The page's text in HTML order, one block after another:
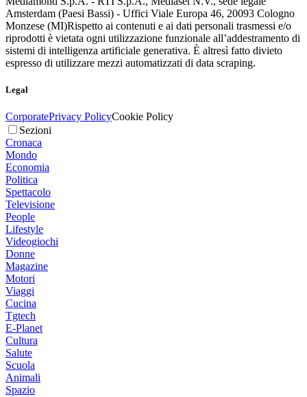
Amsterdam (Paesi Bassi) - Uffici Viale Europa 46, 20093 Cologno
Monzese (MI)Rispetto ai contenuti e ai dati personali trasmessi e/o
riprodotti è vietata ogni utilizzazione funzionale all’addestramento di
sistemi di intelligenza artificiale generativa. È altresì fatto divieto
espresso di utilizzare mezzi automatizzati di data scraping.
Legal
CorporatePrivacy PolicyCookie Policy
Sezioni
Cronaca
Mondo
Economia
Politica
Spettacolo
Televisione
People
Lifestyle
Videogiochi
Donne
Magazine
Motori
Viaggi
Cucina
Tgtech
E-Planet
Cultura
Salute
Scuola
Animali
Spazio